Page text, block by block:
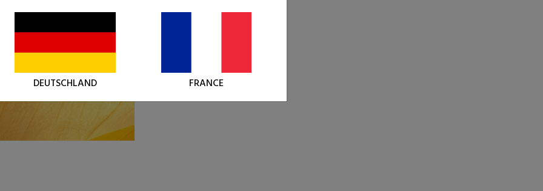
DEUTSCHLAND FRANCE